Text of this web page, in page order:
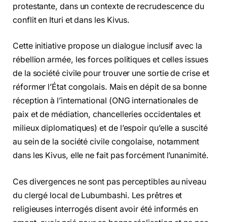
protestante, dans un contexte de recrudescence du
conflit en Ituri et dans les Kivus.
Cette initiative propose un dialogue inclusif avec la
rébellion armée, les forces politiques et celles issues
de la société civile pour trouver une sortie de crise et
réformer l’État congolais. Mais en dépit de sa bonne
réception à l’international (ONG internationales de
paix et de médiation, chancelleries occidentales et
milieux diplomatiques) et de l’espoir qu’elle a suscité
au sein de la société civile congolaise, notamment
dans les Kivus, elle ne fait pas forcément l’unanimité.
Ces divergences ne sont pas perceptibles au niveau
du clergé local de Lubumbashi. Les prêtres et
religieuses interrogés disent avoir été informés en